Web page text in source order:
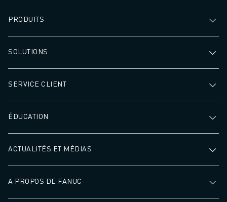
PRODUITS
SOLUTIONS
SERVICE CLIENT
ÉDUCATION
ACTUALITÉS ET MÉDIAS
A PROPOS DE FANUC